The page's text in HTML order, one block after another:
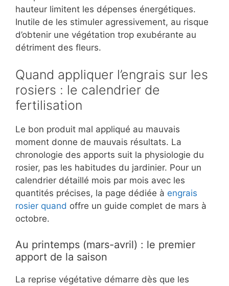
hauteur limitent les dépenses énergétiques.
Inutile de les stimuler agressivement, au risque
d’obtenir une végétation trop exubérante au
détriment des fleurs.
Quand appliquer l’engrais sur les
rosiers : le calendrier de
fertilisation
Le bon produit mal appliqué au mauvais
moment donne de mauvais résultats. La
chronologie des apports suit la physiologie du
rosier, pas les habitudes du jardinier. Pour un
calendrier détaillé mois par mois avec les
quantités précises, la page dédiée à engrais
rosier quand offre un guide complet de mars à
octobre.
Au printemps (mars-avril) : le premier
apport de la saison
La reprise végétative démarre dès que les